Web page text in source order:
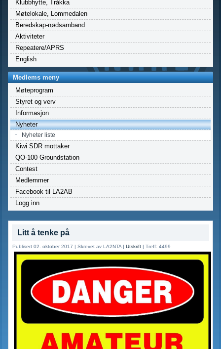
Klubbhytte, Tråkka
Møtelokale, Lommedalen
Beredskap-nødsamband
Aktiviteter
Repeatere/APRS
English
Medlems meny
Møteprogram
Styret og verv
Informasjon
Nyheter
Nyheter liste
Kiwi SDR mottaker
QO-100 Groundstation
Contest
Medlemmer
Facebook til LA2AB
Logg inn
Litt å tenke på
Publisert 02. oktober 2017 |Skrevet av LA2NTA |Utskrift |Treff: 4499